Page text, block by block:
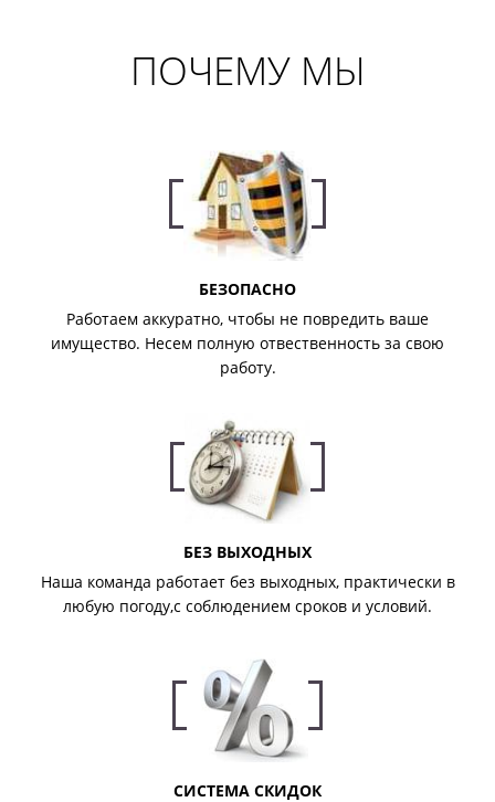
ПОЧЕМУ МЫ
БЕЗОПАСНО
Работаем аккуратно, чтобы не повредить ваше
имущество. Несем полную отвественность за свою
работу.
БЕЗ ВЫХОДНЫХ
Наша команда работает без выходных, практически в
любую погоду,с соблюдением сроков и условий.
СИСТЕМА СКИДОК